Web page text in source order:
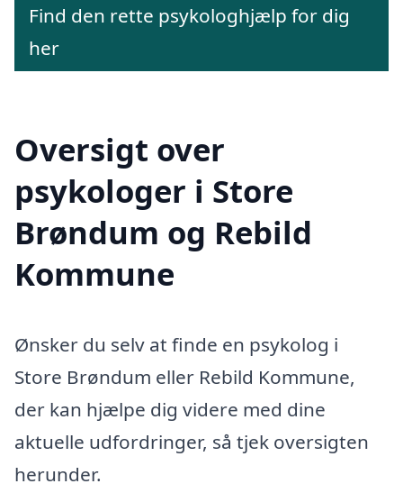
Find den rette psykologhjælp for dig
her
Oversigt over
psykologer i Store
Brøndum og Rebild
Kommune
Ønsker du selv at finde en psykolog i
Store Brøndum eller Rebild Kommune,
der kan hjælpe dig videre med dine
aktuelle udfordringer, så tjek oversigten
herunder.